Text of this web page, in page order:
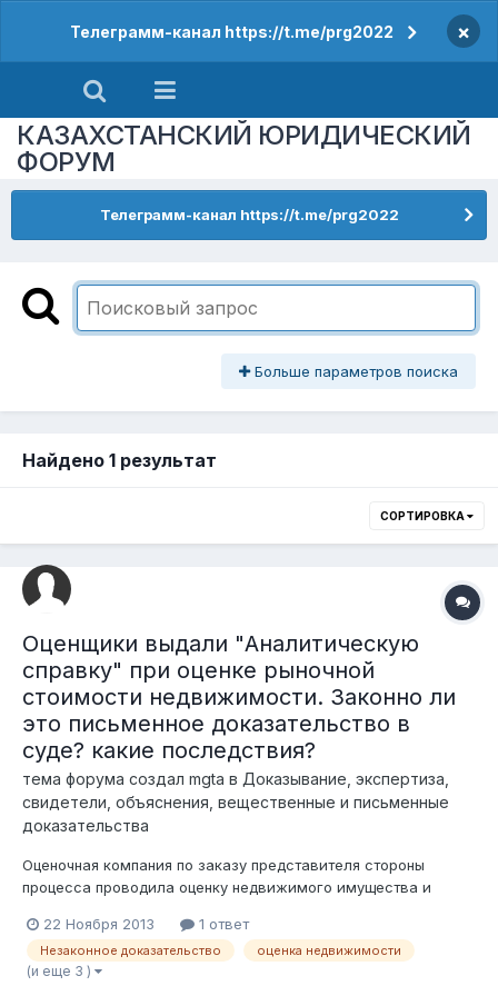
Телеграмм-канал https://t.me/prg2022 ×
КАЗАХСТАНСКИЙ ЮРИДИЧЕСКИЙ
ФОРУМ
Телеграмм-канал https://t.me/prg2022
Больше параметров поиска
Найдено 1 результат
СОРТИРОВКА
Оценщики выдали "Аналитическую
справку" при оценке рыночной
стоимости недвижимости. Законно ли
это письменное доказательство в
суде? какие последствия?
тема форума создал mgta в Доказывание, экспертиза,
свидетели, объяснения, вещественные и письменные
доказательства
Оценочная компания по заказу представителя стороны
процесса проводила оценку недвижимого имущества и
выдала «Аналитическую справку», согласно которой
определение стоимости производилось без визуального
осмотра и без обследования объекта оценк...
22 Ноября 2013 1 ответ
Незаконное доказательство оценка недвижимости
(и еще 3 )